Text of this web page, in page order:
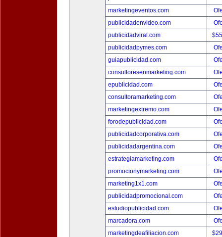
marketingeventos.com
publicidadenvideo.com
publicidadviral.com
publicidadpymes.com
guiapublicidad.com
consultoresenmarketing.com
epublicidad.com
consultoramarketing.com
marketingextremo.com
forodepublicidad.com
publicidadcorporativa.com
publicidadargentina.com
estrategiamarketing.com
promocionymarketing.com
marketing1x1.com
publicidadpromocional.com
estudiopublicidad.com
marcadora.com
marketingdeafiliacion.com